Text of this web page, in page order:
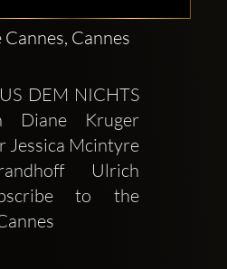
Cannes, Cannes
DEM NICHTS
Diane Kruger
Jessica Mcintyre
Ulrich
to the